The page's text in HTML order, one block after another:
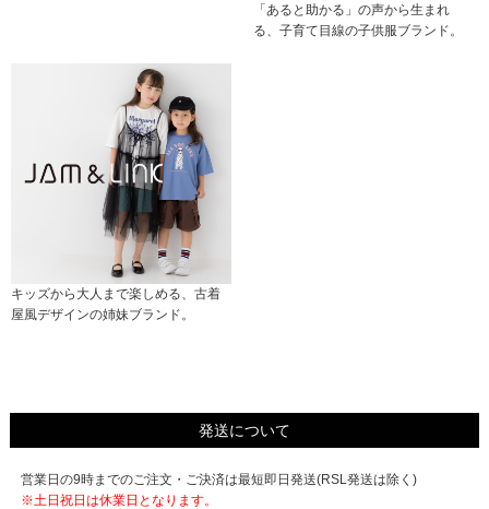
「あると助かる」の声から生まれ
る、子育て目線の子供服ブランド。
キッズから大人まで楽しめる、古着
屋風デザインの姉妹ブランド。
発送について
営業日の9時までのご注文・ご決済は最短即日発送(RSL発送は除く)
※土日祝日は休業日となります。